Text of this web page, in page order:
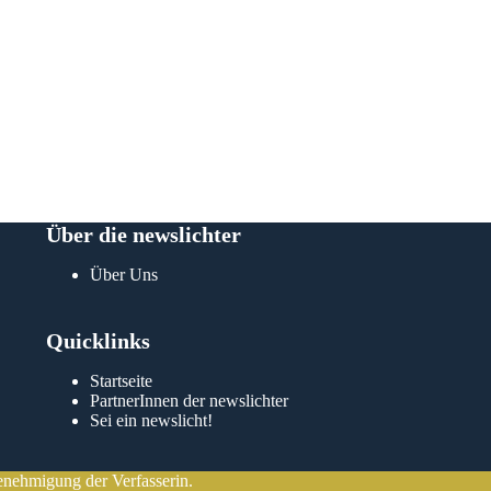
Über die newslichter
Über Uns
Quicklinks
Startseite
PartnerInnen der newslichter
Sei ein newslicht!
der Verfasserin.